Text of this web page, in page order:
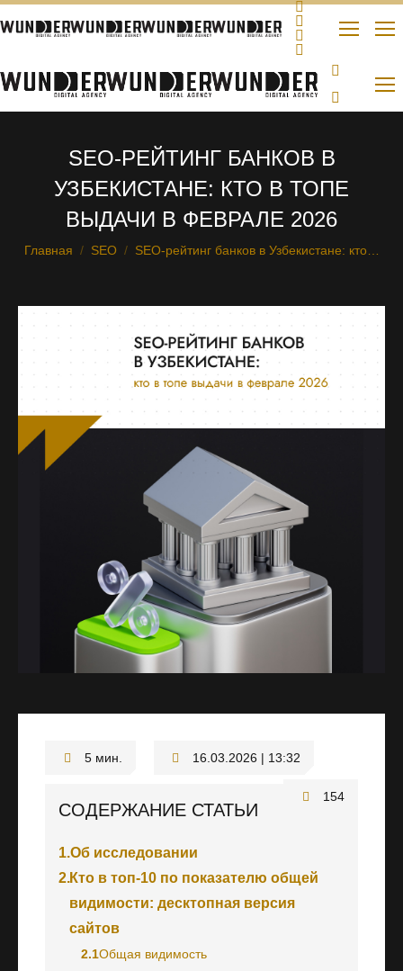
SEO-РЕЙТИНГ БАНКОВ В
УЗБЕКИСТАНЕ: КТО В ТОПЕ
ВЫДАЧИ В ФЕВРАЛЕ 2026
Вы здесь:
Главная SEO SEO-рейтинг банков в Узбекистане: кто…
16.03.2026 | 13:32
154
СОДЕРЖАНИЕ СТАТЬИ
1.Об исследовании
2.Кто в топ-10 по показателю общей
видимости: десктопная версия
сайтов
2.1Общая видимость